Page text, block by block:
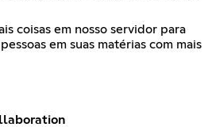
coisas em nosso servidor para
em suas matérias com mais